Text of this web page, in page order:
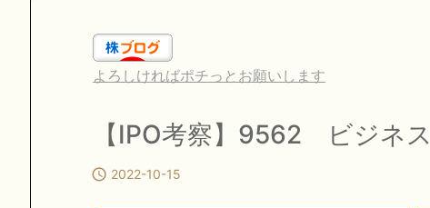
よろしければポチっとお願いします
【IPO考察】9562 ビジネ
 2022-10-15